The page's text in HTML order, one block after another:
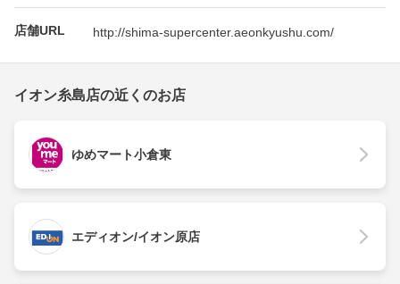
店舗URL http://shima-supercenter.aeonkyushu.com/
イオン糸島店の近くのお店
ゆめマート小倉東
エディオン/イオン原店